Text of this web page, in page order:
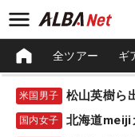
全ツアー ギ
米国男子 松山英樹ら
国内女子 北海道